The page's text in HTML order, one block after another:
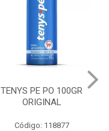
TENYS PE PO 100GR
ORIGINAL
Código: 118877